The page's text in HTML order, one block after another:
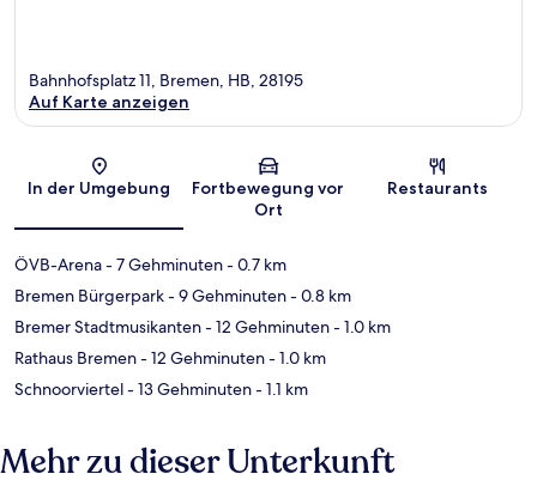
Karte
Bahnhofsplatz 11, Bremen, HB, 28195
Auf Karte anzeigen
In der Umgebung
Fortbewegung vor
Ort
Restaurants
ÖVB-Arena- 7 Gehminuten- 0.7 km
Bremen Bürgerpark- 9 Gehminuten- 0.8 km
Bremer Stadtmusikanten- 12 Gehminuten- 1.0 km
Rathaus Bremen- 12 Gehminuten- 1.0 km
Schnoorviertel- 13 Gehminuten- 1.1 km
Mehr zu dieser Unterkunft